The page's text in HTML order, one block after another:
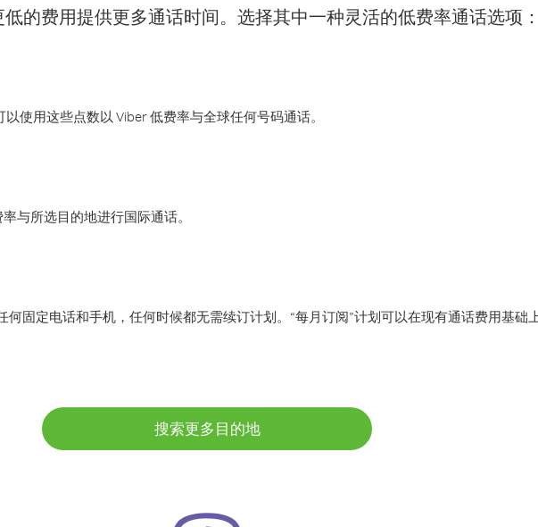
的费用提供更多通话时间。选择其中一种灵活的低费率通话选项：
使用这些点数以 Viber 低费率与全球任何号码通话。
与所选目的地进行国际通话。
何固定电话和手机，任何时候都无需续订计划。“每月订阅”计划可以在现有通话费用基础
搜索更多目的地